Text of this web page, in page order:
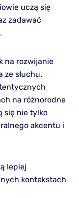
uczą się
zadawać
na rozwijanie
ze słuchu.
na różnorodne
się nie tylko
akcentu i
lepiej
kontekstach